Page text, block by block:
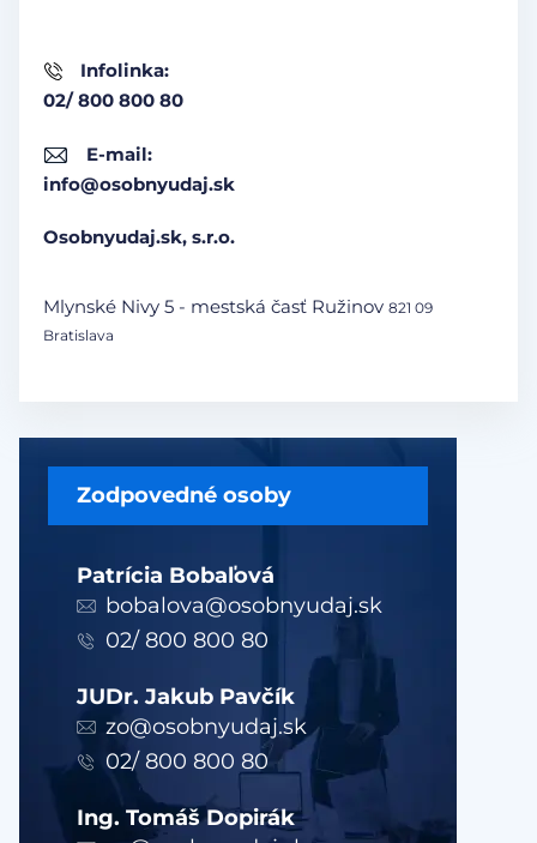
Zodpovedné osoby
Patrícia Bobaľová
bobalova@osobnyudaj.sk
02/ 800 800 80
JUDr. Jakub Pavčík
zo@osobnyudaj.sk
02/ 800 800 80
Ing. Tomáš Dopirák
Infolinka:
02/ 800 800 80
E-mail:
info@osobnyudaj.sk
Osobnyudaj.sk, s.r.o.
Mlynské Nivy 5 - mestská časť Ružinov 821 09
Bratislava